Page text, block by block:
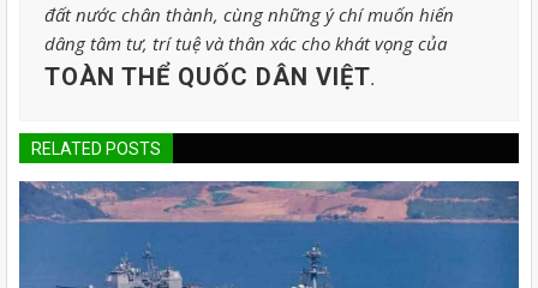
đất nước chân thành, cùng những ý chí muốn hiến
dâng tâm tư, trí tuệ và thân xác cho khát vọng của
TOÀN THỂ QUỐC DÂN VIỆT.
RELATED POSTS